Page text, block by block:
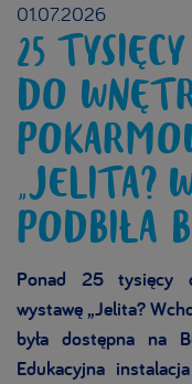
01.07.2026
25
DO
„JELITA?
PODBIŁA
Ponad 25 tysięcy
wystawę „Jelita?
była dostępna na
Edukacyjna